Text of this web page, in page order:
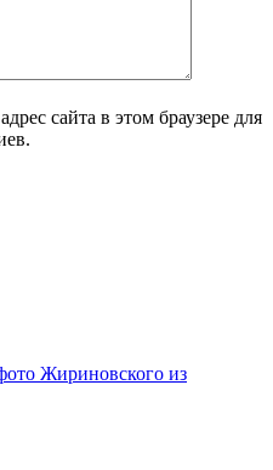
сайта в этом браузере для
Жириновского из